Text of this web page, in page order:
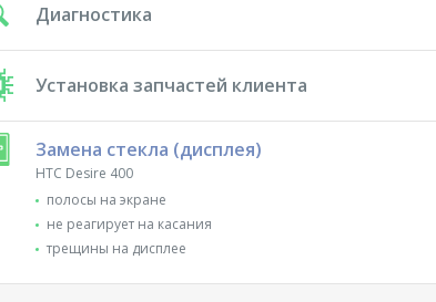
Диагностика
Установка запчастей клиента
Замена стекла (дисплея)
HTC Desire 400
полосы на экране
не реагирует на касания
трещины на дисплее